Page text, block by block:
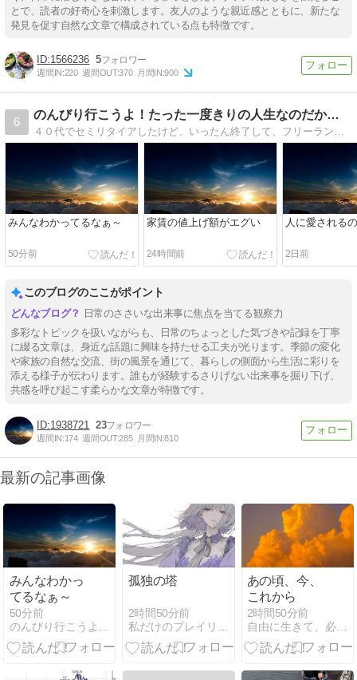
とで、読者の好奇心を刺激します。友人のような親近感とともに、新たな
発見を促す自然な文章で構成されている点も特徴です。
1566236 5
週間IN:220 週間OUT:370 月間IN:900
6
のんびり行こうよ！たった一度きりの人生なのだから、後悔しな…
４０代でセミリタイアしたけど、いったん終了して、フリーランスとして働きだしたおじさんの妻と子供達との日常を綴ります。
みんなわかってるなぁ～
50分前
家賃の値上げ額がエグい
24時間前
人に愛される
2日前
このブログのここがポイント
日常のささいな出来事に焦点を当てる観察力
多彩なトピックを扱いながらも、日常のちょっとした気づきや記録を丁寧
に綴る文章は、身近な話題に興味を持たせる工夫が光ります。季節の変化
や家族の自然な交流、街の風景を通じて、暮らしの側面から生活に彩りを
添える様子が伝わります。誰もが経験するさりげない出来事を掘り下げ、
共感を呼び起こす柔らかな文章が特徴です。
1938721 23
週間IN:174 週間OUT:285 月間IN:810
最新の記事画像
みんなわかっ
てるなぁ～
50分前
のんびり行こうよ！たった一度きりの人生なのだから、後悔しな…
孤独の塔
2時間50分前
あの頃、今、
これから
2時間50分前
自由に生きて、必要なだけ働く